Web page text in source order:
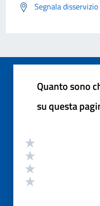
Segnala disservizio
Quanto sono
su questa